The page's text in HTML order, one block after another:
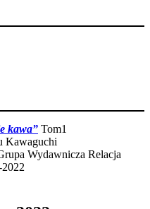
kawa” Tom1
Kawaguchi
Wydawnicza Relacja